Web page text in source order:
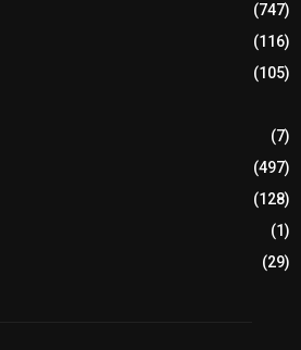
(747)
(116)
(105)
(7)
(497)
(128)
(1)
(29)